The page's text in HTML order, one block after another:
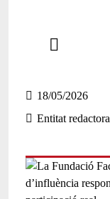
18/05/2026
Entitat redactora